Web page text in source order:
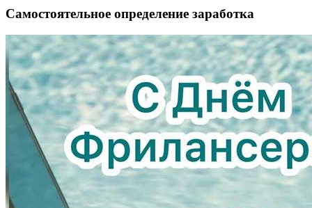
Самостоятельное определение заработка